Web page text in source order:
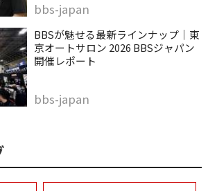
bbs-japan
BBSが魅せる最新ラインナップ｜東
京オートサロン 2026 BBSジャパン
開催レポート
bbs-japan